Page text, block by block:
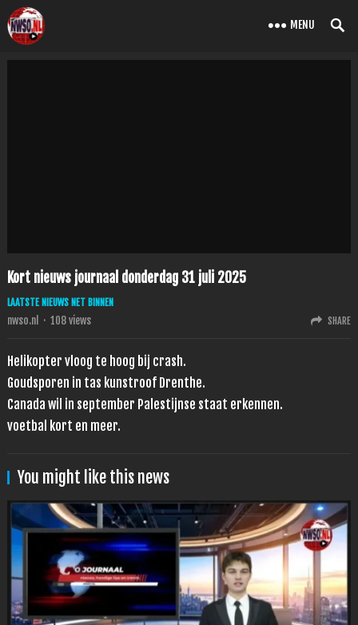
MENU
Kort nieuws journaal donderdag 31 juli 2025
LAATSTE NIEUWS NET BINNEN
nwso.nl · 108views SHARE
Helikopter vloog te hoog bij crash.
Goudsporen in tas kunstroof Drenthe.
Canada wil in september Palestijnse staat erkennen.
voetbal kort en meer.
You might like this news